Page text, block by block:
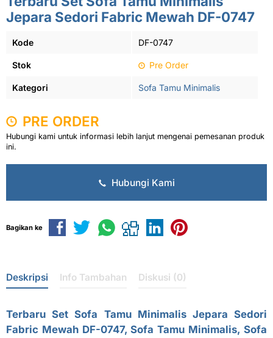
Jepara Sedori Fabric Mewah DF-0747
Kode DF-0747
Stok Pre Order
Kategori Sofa Tamu Minimalis
PRE ORDER
Hubungi kami untuk informasi lebih lanjut mengenai pemesanan produk
ini.
Hubungi Kami
Bagikan ke
Deskripsi Info Tambahan Diskusi (0)
Terbaru SetSofa Tamu Minimalis Jepara Sedori
Fabric Mewah DF-0747, Sofa Tamu Minimalis, Sofa